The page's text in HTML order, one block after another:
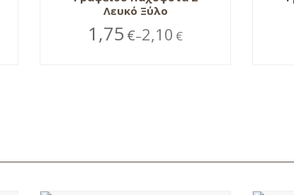
Λευκό Ξύλο
1,75 €–2,10 €